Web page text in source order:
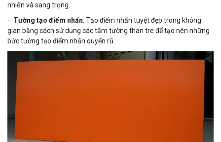
nhiên và sang trọng.
– Tường tạo điểm nhấn: Tạo điểm nhấn tuyệt đẹp trong không
gian bằng cách sử dụng các tấm tường than tre để tạo nên những
bức tường tạo điểm nhấn quyến rũ.